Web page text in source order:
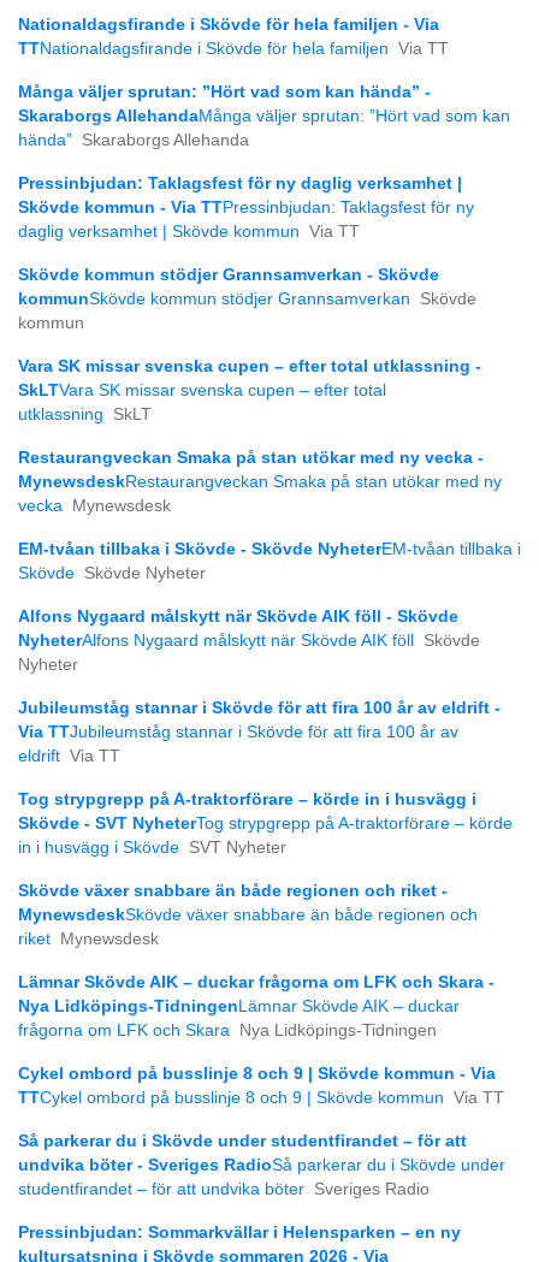
Nationaldagsfirande i Skövde för hela familjen - Via
TTNationaldagsfirande i Skövde för hela familjen Via TT
Många väljer sprutan: ”Hört vad som kan hända” -
Skaraborgs AllehandaMånga väljer sprutan: ”Hört vad som kan
hända” Skaraborgs Allehanda
Pressinbjudan: Taklagsfest för ny daglig verksamhet |
Skövde kommun - Via TTPressinbjudan: Taklagsfest för ny
daglig verksamhet | Skövde kommun Via TT
Skövde kommun stödjer Grannsamverkan - Skövde
kommunSkövde kommun stödjer Grannsamverkan
Skövde
kommun
Vara SK missar svenska cupen – efter total utklassning -
SkLTVara SK missar svenska cupen – efter total
utklassning
SkLT
Restaurangveckan Smaka på stan utökar med ny vecka -
MynewsdeskRestaurangveckan Smaka på stan utökar med ny
vecka
Mynewsdesk
EM-tvåan tillbaka i Skövde - Skövde NyheterEM-tvåan tillbaka i
Skövde Skövde Nyheter
Alfons Nygaard målskytt när Skövde AIK föll - Skövde
NyheterAlfons Nygaard målskytt när Skövde AIK föll
Skövde
Nyheter
Jubileumståg stannar i Skövde för att fira 100 år av eldrift -
Via TTJubileumståg stannar i Skövde för att fira 100 år av
eldrift Via TT
Tog strypgrepp på A-traktorförare – körde in i husvägg i
Skövde - SVT NyheterTog strypgrepp på A-traktorförare – körde
in i husvägg i Skövde SVT Nyheter
Skövde växer snabbare än både regionen och riket -
MynewsdeskSkövde växer snabbare än både regionen och
riket
Mynewsdesk
Lämnar Skövde AIK – duckar frågorna om LFK och Skara -
Nya Lidköpings-Tidningen Lämnar Skövde AIK – duckar
frågorna om LFK och Skara
Nya Lidköpings-Tidningen
Cykel ombord på busslinje 8 och 9 | Skövde kommun - Via
TTCykel ombord på busslinje 8 och 9 | Skövde kommun Via TT
Så parkerar du i Skövde under studentfirandet – för att
undvika böter - Sveriges RadioSå parkerar du i Skövde under
studentfirandet – för att undvika böter Sveriges Radio
Pressinbjudan: Sommarkvällar i Helensparken – en ny
kultursatsning i Skövde sommaren 2026 - Via